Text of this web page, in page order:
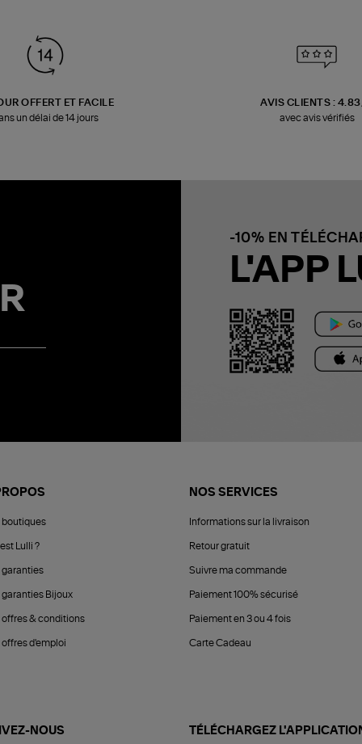
OFFERT ET FACILE
un délai de 14 jours
AVIS CLIENTS :
avec avis vérifiés
-10% EN
L'APP
boutiques
Lulli ?
garanties
garanties Bijoux
offres & conditions
offres d'emploi
NOS SERVICES
Informations sur la livraison
Retour gratuit
Suivre ma commande
Paiement 100% sécurisé
Paiement en 3 ou 4 fois
Carte Cadeau
NOUS TÉLÉCHARGEZ